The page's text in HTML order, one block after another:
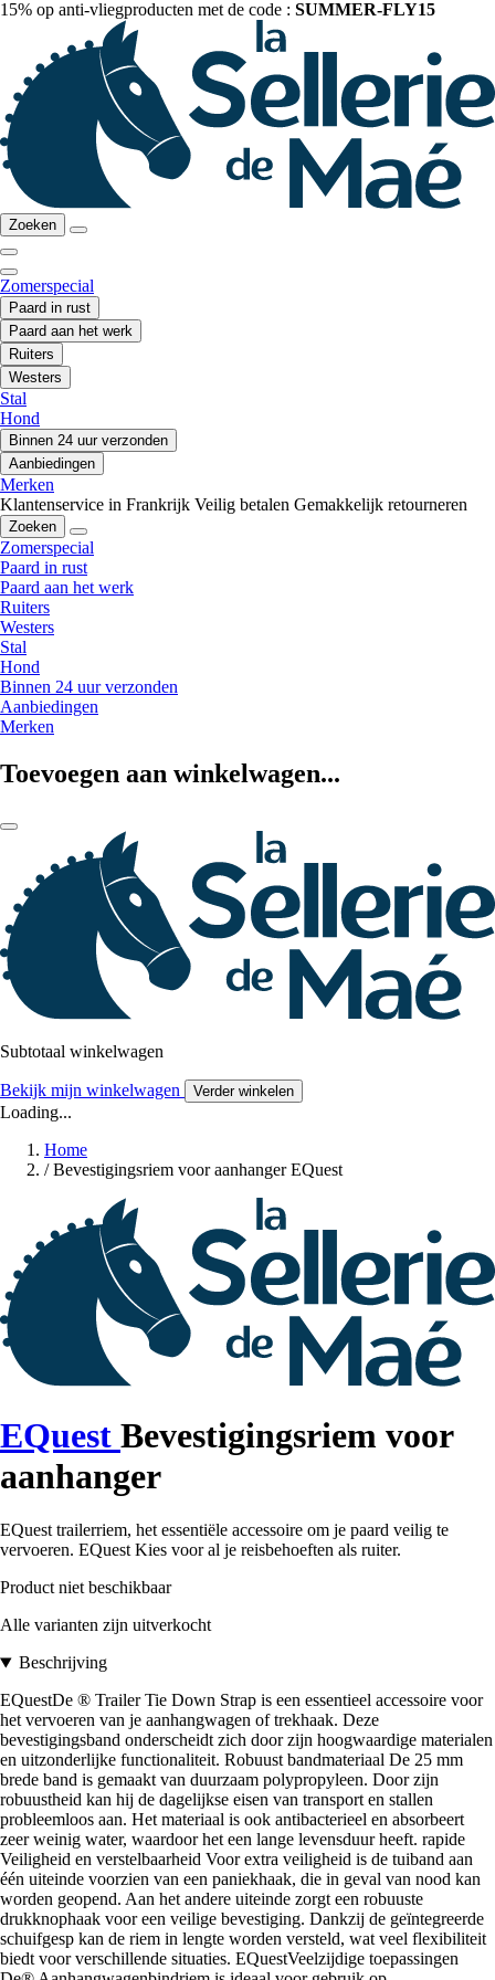
15% op anti-vliegproducten met de code : SUMMER-FLY15
Zoeken
Zomerspecial
Paard in rust
Paard aan het werk
Ruiters
Westers
Stal
Hond
Binnen 24 uur verzonden
Aanbiedingen
Merken
Klantenservice in Frankrijk Veilig betalen Gemakkelijk retourneren
Zoeken
Zomerspecial
Paard in rust
Paard aan het werk
Ruiters
Westers
Stal
Hond
Binnen 24 uur verzonden
Aanbiedingen
Merken
Toevoegen aan winkelwagen...
Subtotaal winkelwagen
Bekijk mijn winkelwagen Verder winkelen
Loading...
Home
/ Bevestigingsriem voor aanhanger EQuest
EQuest Bevestigingsriem voor
aanhanger
EQuest trailerriem, het essentiële accessoire om je paard veilig te
vervoeren. EQuest Kies voor al je reisbehoeften als ruiter.
Product niet beschikbaar
Alle varianten zijn uitverkocht
Beschrijving
EQuestDe ® Trailer Tie Down Strap is een essentieel accessoire voor
het vervoeren van je aanhangwagen of trekhaak. Deze
bevestigingsband onderscheidt zich door zijn hoogwaardige materialen
en uitzonderlijke functionaliteit. Robuust bandmateriaal De 25 mm
brede band is gemaakt van duurzaam polypropyleen. Door zijn
robuustheid kan hij de dagelijkse eisen van transport en stallen
probleemloos aan. Het materiaal is ook antibacterieel en absorbeert
zeer weinig water, waardoor het een lange levensduur heeft. rapide
Veiligheid en verstelbaarheid Voor extra veiligheid is de tuiband aan
één uiteinde voorzien van een paniekhaak, die in geval van nood kan
worden geopend. Aan het andere uiteinde zorgt een robuuste
drukknophaak voor een veilige bevestiging. Dankzij de geïntegreerde
schuifgesp kan de riem in lengte worden versteld, wat veel flexibiliteit
biedt voor verschillende situaties. EQuestVeelzijdige toepassingen